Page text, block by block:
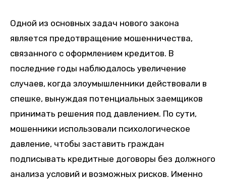
Одной из основных задач нового закона
является предотвращение мошенничества,
связанного с оформлением кредитов. В
последние годы наблюдалось увеличение
случаев, когда злоумышленники действовали в
спешке, вынуждая потенциальных заемщиков
принимать решения под давлением. По сути,
мошенники использовали психологическое
давление, чтобы заставить граждан
подписывать кредитные договоры без должного
анализа условий и возможных рисков. Именно